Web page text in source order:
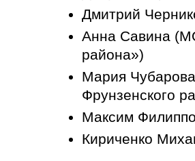
Дмитрий
Анна Савина
района»)
Мария
Фрунзенского
Максим
Кириченко